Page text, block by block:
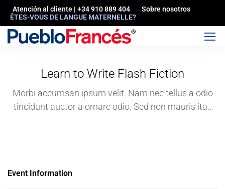
Atención al cliente | +34 910 889 404
Sobre nosotros
ÊTES-VOUS DE LANGUE MATERNELLE?
Learn to Write Flash Fiction
Morbi accumsan ipsum velit. Nam nec tellus a odio
tincidunt auctor a ornare odio. Sed non mauris itae
Event Information